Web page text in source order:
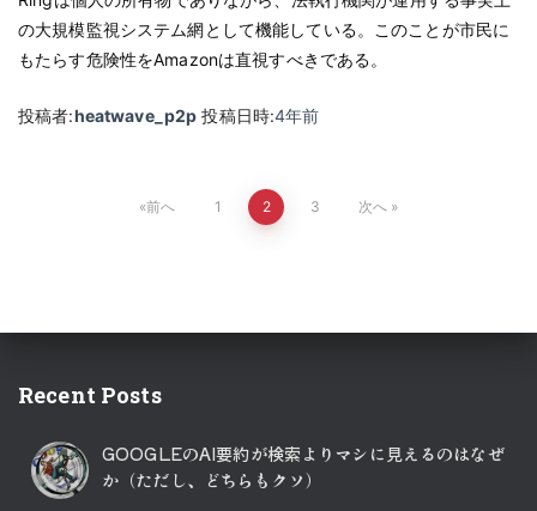
の大規模監視システム網として機能している。このことが市民に
もたらす危険性をAmazonは直視すべきである。
投稿者:heatwave_p2p 投稿日時:4年前
の
ペ
ジ
前へ 1 2 3 次へ
Recent Posts
GOOGLEのAI要約が検索よりマシに見えるのはなぜ
か（ただし、どちらもクソ）